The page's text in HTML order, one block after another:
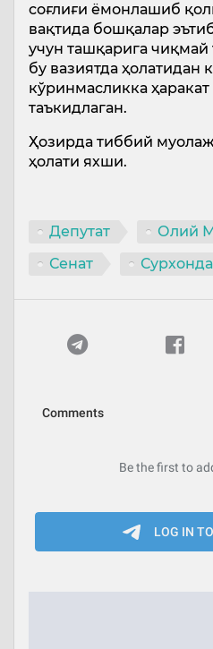
соғлиғи ёмонлашиб
вақтида бошқалар
учун ташқарига
бу вазиятда ҳолатидан
кўринмасликка
таъкидлаган.
Ҳозирда тиббий
ҳолати яхши.
Депутат
Олий
Сенат